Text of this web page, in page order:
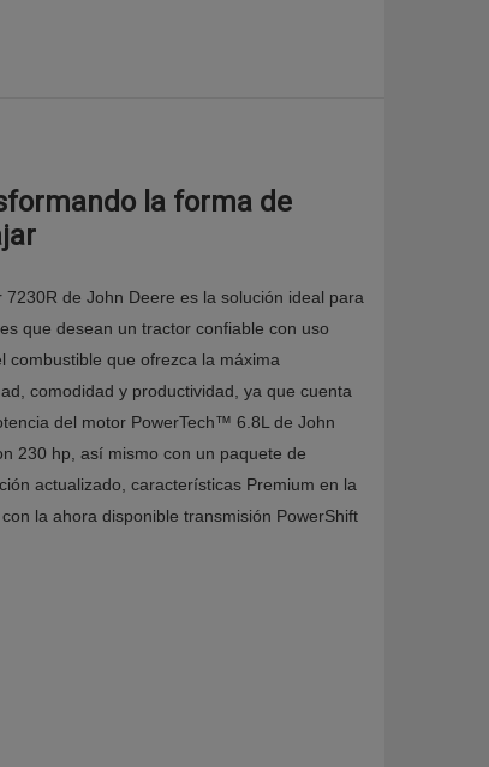
la forma de
7230R de John Deere es la solución ideal para
que desean un tractor confiable con uso
combustible que ofrezca la máxima
comodidad y productividad, ya que cuenta
del motor PowerTech™ 6.8L de John
230 hp, así mismo con un paquete de
actualizado, características Premium en la
la ahora disponible transmisión PowerShift